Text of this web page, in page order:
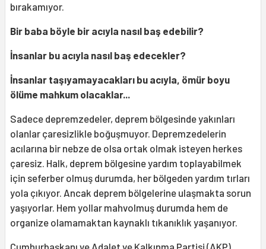
bırakamıyor.
Bir baba böyle bir acıyla nasıl baş edebilir?
İnsanlar bu acıyla nasıl baş edecekler?
İnsanlar taşıyamayacakları bu acıyla, ömür boyu
ölüme mahkum olacaklar...
Sadece depremzedeler, deprem bölgesinde yakınları
olanlar çaresizlikle boğuşmuyor. Depremzedelerin
acılarına bir nebze de olsa ortak olmak isteyen herkes
çaresiz. Halk, deprem bölgesine yardım toplayabilmek
için seferber olmuş durumda, her bölgeden yardım tırları
yola çıkıyor. Ancak deprem bölgelerine ulaşmakta sorun
yaşıyorlar. Hem yollar mahvolmuş durumda hem de
organize olamamaktan kaynaklı tıkanıklık yaşanıyor.